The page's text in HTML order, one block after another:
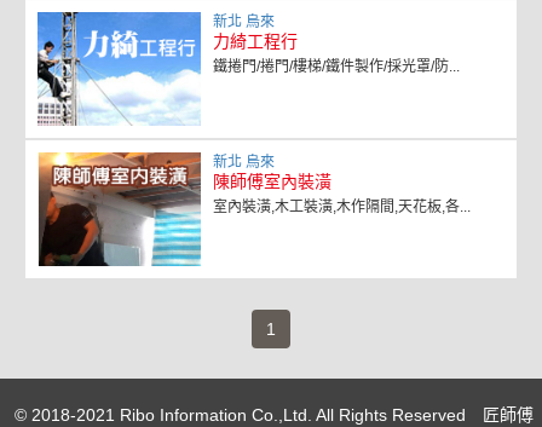
新北 烏來
力綺工程行
鐵捲門/捲門/樓梯/鐵件製作/採光罩/防...
新北 烏來
陳師傅室內裝潢
室內裝潢,木工裝潢,木作隔間,天花板,各...
1
© 2018-2021 Ribo Information Co.,Ltd. All Rights Reserved
匠師傅